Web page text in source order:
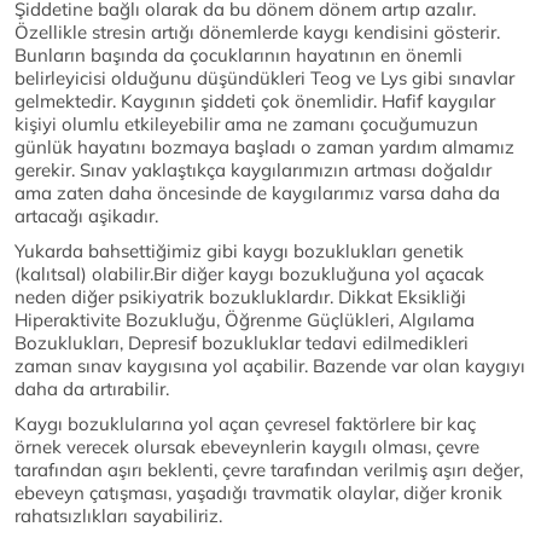
Şiddetine bağlı olarak da bu dönem dönem artıp azalır.
Özellikle stresin artığı dönemlerde kaygı kendisini gösterir.
Bunların başında da çocuklarının hayatının en önemli
belirleyicisi olduğunu düşündükleri Teog ve Lys gibi sınavlar
gelmektedir. Kaygının şiddeti çok önemlidir. Hafif kaygılar
kişiyi olumlu etkileyebilir ama ne zamanı çocuğumuzun
günlük hayatını bozmaya başladı o zaman yardım almamız
gerekir. Sınav yaklaştıkça kaygılarımızın artması doğaldır
ama zaten daha öncesinde de kaygılarımız varsa daha da
artacağı aşikadır.
Yukarda bahsettiğimiz gibi kaygı bozuklukları genetik
(kalıtsal) olabilir.Bir diğer kaygı bozukluğuna yol açacak
neden diğer psikiyatrik bozukluklardır. Dikkat Eksikliği
Hiperaktivite Bozukluğu, Öğrenme Güçlükleri, Algılama
Bozuklukları, Depresif bozukluklar tedavi edilmedikleri
zaman sınav kaygısına yol açabilir. Bazende var olan kaygıyı
daha da artırabilir.
Kaygı bozuklularına yol açan çevresel faktörlere bir kaç
örnek verecek olursak ebeveynlerin kaygılı olması, çevre
tarafından aşırı beklenti, çevre tarafından verilmiş aşırı değer,
ebeveyn çatışması, yaşadığı travmatik olaylar, diğer kronik
rahatsızlıkları sayabiliriz.